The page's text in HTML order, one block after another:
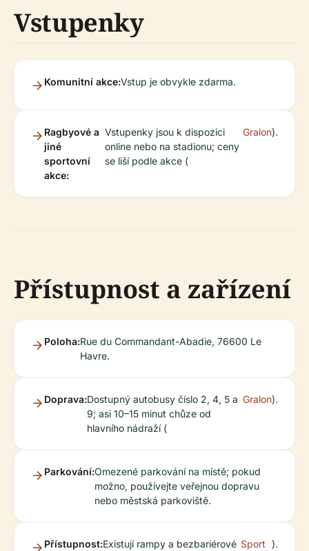
Vstupenky
Komunitní akce:Vstup je obvykle zdarma.
Ragbyové a
jiné
sportovní
akce:
Vstupenky jsou k dispozici
online nebo na stadionu; ceny
se liší podle akce (
Gralon).
Přístupnost a zařízení
Poloha:Rue du Commandant-Abadie, 76600 Le
Havre.
Doprava:Dostupný autobusy číslo 2, 4, 5 a
9; asi 10–15 minut chůze od
hlavního nádraží (
Gralon).
Parkování:Omezené parkování na místě; pokud
možno, používejte veřejnou dopravu
nebo městská parkoviště.
Přístupnost:Existují rampy a bezbariérové Sport ).